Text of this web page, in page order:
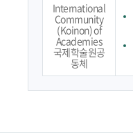
International
Community
(Koinon) of
Academies
국제학술원공
동체